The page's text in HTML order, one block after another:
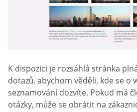
K dispozici je rozsáhlá stránka
dotazů, abychom věděli, kde se o
seznamování dozvíte. Pokud má
otázky, může se obrátit na